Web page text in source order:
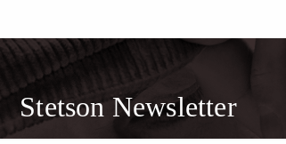
Stetson Newsletter